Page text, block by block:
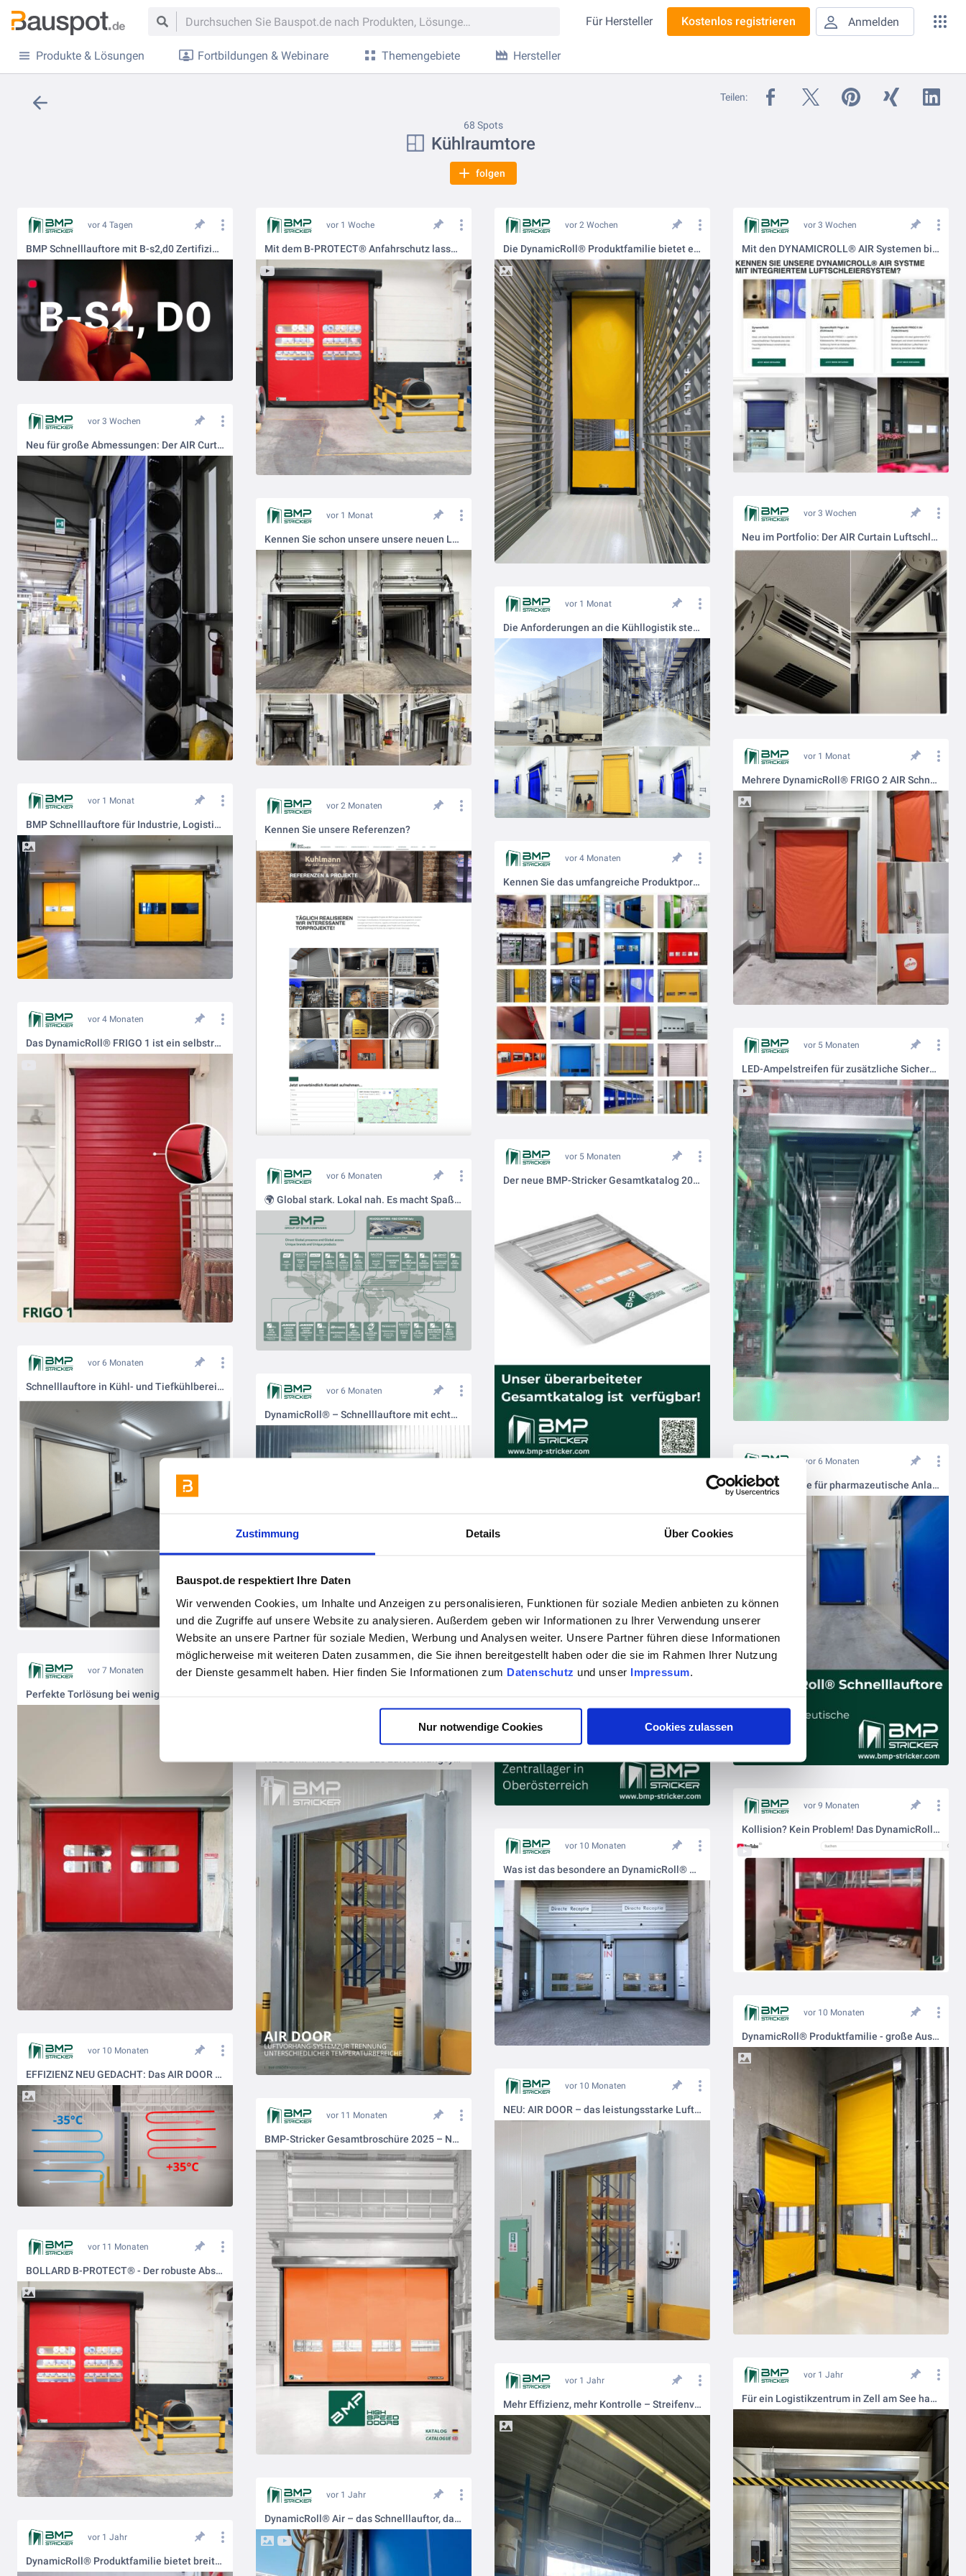
Zustimmung Details Über Cookies
Bauspot.de respektiert Ihre Daten
Wir verwenden Cookies, um Inhalte und Anzeigen zu personalisieren, Funktionen für soziale Medien anbieten zu können
und die Zugriffe auf unsere Website zu analysieren. Außerdem geben wir Informationen zu Ihrer Verwendung unserer
Website an unsere Partner für soziale Medien, Werbung und Analysen weiter. Unsere Partner führen diese Informationen
möglicherweise mit weiteren Daten zusammen, die Sie ihnen bereitgestellt haben oder die sie im Rahmen Ihrer Nutzung
der Dienste gesammelt haben. Hier finden Sie Informationen zum Datenschutz und unser Impressum.
Nur notwendige Cookies Cookies zulassen
Für Hersteller Kostenlos registrieren Anmelden
Produkte & Lösungen Fortbildungen & Webinare Themengebiete Hersteller
68 Spots
Kühlraumtore
folgen
Teilen:
vor 4 Tagen
BMP Schnelllauftore mit B-s2,d0 Zertifizierung!
vor 1 Woche
Mit dem B-PROTECT® Anfahrschutz lassen sich Tore, Maschinen, Regalsysteme, Gebäudeecken und andere sensible Bereiche zuverlässig vor Anfahrschäden schützen.
vor 2 Wochen
Die DynamicRoll® Produktfamilie bietet eine große Auswahl an selbstreparierenden PVC-Schnelllauftoren für unterschiedlichste Einsatzbereiche.
vor 3 Wochen
Mit den DYNAMICROLL® AIR Systemen bieten wir Schnelllauftore mit integriertem Luftschleier.
vor 3 Wochen
Neu für große Abmessungen: Der AIR Curtain XL.
vor 3 Wochen
Neu im Portfolio: Der AIR Curtain Luftschleier!
vor 1 Monat
Kennen Sie schon unsere unsere neuen Luftvorhang- und Luftschleiersysteme? Jetzt hier mehr erfahren: https://bmp-stricker.com/torportfolio/produktportfolio-luftschleier-und-luftvorhangsysteme/
vor 1 Monat
Die Anforderungen an die Kühllogistik steigen stetig. Gründe dafür sind unter anderem die wachsende Nachfrage, steigende Energiekosten, strengere Vorgaben sowie der Anspruch an dauerhaft stabile Kühlketten. Unsere Kühl- und Tiefkühltore wurden speziell fü
vor 1 Monat
Mehrere DynamicRoll® FRIGO 2 AIR Schnelllauftore für den Tiefkühlbereich installiert.
vor 1 Monat
BMP Schnelllauftore für Industrie, Logistik und Gewerbe
vor 2 Monaten
Kennen Sie unsere Referenzen?
vor 4 Monaten
Kennen Sie das umfangreiche Produktportfolio von BMP-Stricker?
vor 4 Monaten
Das DynamicRoll® FRIGO 1 ist ein selbstreparierendes Schnelllauftor, das speziell für den Einsatz im Kühlbereich entwickelt wurde. vor 5 Monaten
LED-Ampelstreifen für zusätzliche Sicherheit im Durchfahrtsbereich.
vor 5 Monaten
Der neue BMP-Stricker Gesamtkatalog 2026 ist online.
vor 6 Monaten
🌍 Global stark. Lokal nah. Es macht Spaß, Teil der weltweiten BMP Gruppe zu sein! Mit modernster Fertigung und einem starken Vertriebsnetz sind wir weltweit stark im Tormarkt vertreten.
vor 6 Monaten
Schnelllauftore in Kühl- und Tiefkühlbereichen. vor 6 Monaten
DynamicRoll® – Schnelllauftore mit echtem Mehrwert.
vor 6 Monaten
Schnelllauftore für pharmazeutische Anlagen und Reinräume.
vor 7 Monaten
NEU: BMP AIR DOOR – das Luftvorhangsystem für Industrie & Logistik!
vor 9 Monaten
Kollision? Kein Problem! Das DynamicRoll® B-Drive repariert sich selbst.
vor 10 Monaten
Was ist das besondere an DynamicRoll® Schnelllauftoren?
vor 10 Monaten
DynamicRoll® Produktfamilie - große Auswahl an selbstreparierenden PVC-Schnelllauftoren.
vor 10 Monaten
EFFIZIENZ NEU GEDACHT: Das AIR DOOR Luftvorhang-System steigert die Wirtschaftlichkeit in Unternehmen und Produktionsumgebungen.
vor 10 Monaten
NEU: AIR DOOR – das leistungsstarke Luftvorhangsystem für höchste Ansprüche
vor 11 Monaten
BMP-Stricker Gesamtbroschüre 2025 – Neuheiten im Katalog
vor 11 Monaten
BOLLARD B-PROTECT® - Der robuste Absperrpfosten für den Schutz von Einrichtungen, Toren und Maschinen vor Kollisionsschäden.
vor 1 Jahr
Für ein Logistikzentrum in Zell am See haben wir ein DynamicRoll® FRIGO 1 vor einer Kühlzelle installiert.
vor 1 Jahr
Mehr Effizienz, mehr Kontrolle – Streifenvorhänge, die Ihre Prozesse optimieren!
vor 1 Jahr
DynamicRoll® Air – das Schnelllauftor, das auch im geöffneten Zustand zuverlässig vor Temperaturschwankungen schützt!
vor 1 Jahr
DynamicRoll® Produktfamilie bietet breite Auswahl an selbstreparierenden PVC-Schnellauftoren.